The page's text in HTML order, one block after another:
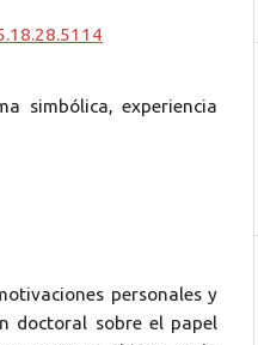
simbólica, experiencia
personales y
doctoral sobre el papel